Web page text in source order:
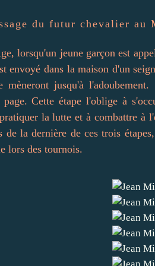
du futur chevalier au
, lorsqu'un jeune garçon est
envoyé dans la maison d'un
mèneront jusqu'à
Cette étape l'oblige à
la lutte et à combattre à l'
de la dernière de ces trois
lors des tournois.